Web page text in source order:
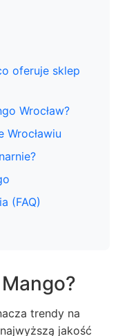
oferuje sklep
Wrocław?
(FAQ)
trendy na
jakość